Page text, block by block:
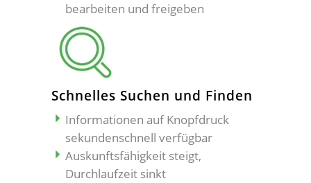
bearbeiten und freigeben
Schnelles Suchen und Finden
Informationen auf Knopfdruck
sekundenschnell verfügbar
Auskunftsfähigkeit steigt,
Durchlaufzeit sinkt